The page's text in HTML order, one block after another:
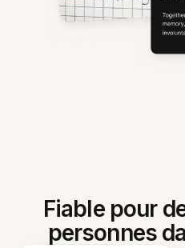
Fiable pour
personnes